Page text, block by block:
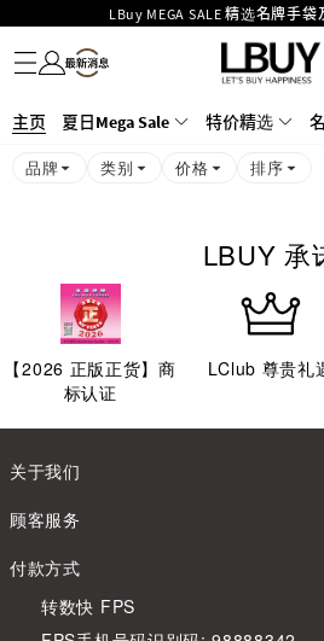
LBuy MEGA SALE 精选名牌手
Goyard Hobo / Hobo Mini人气限量特
LBuy呈献 - Hermès 及 Chanel 手袋及
426号铺！
MOKO 1楼175号铺旗舰店特设名牌
购物满HKD500即享免
名牌服饰
潮流服饰
童装
护肤美妆
香水香薰
个人护理
母婴护理
游戏及精品玩具
文仪用品
家居生活
电子产品
美食
医药保健
运动与户外用品
主页 夏日Mega Sale 特价精选
品牌 类别 价格 排序
LBUY 承
【2026 正版正货】商
标认证
LClub 尊贵礼
关于我们
顾客服务
付款方式
转数快 FPS